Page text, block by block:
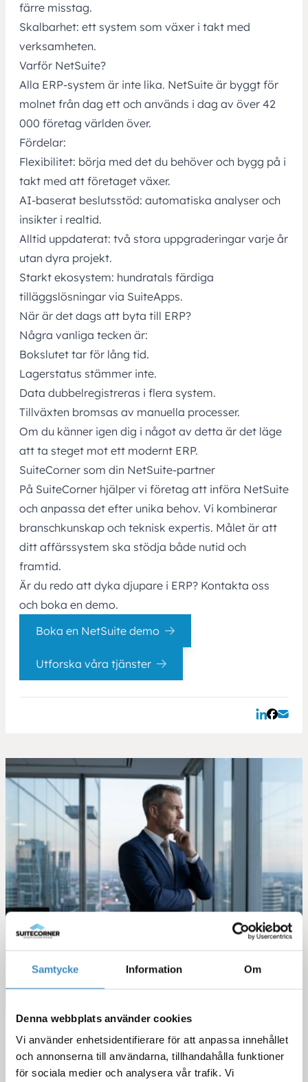
Samtycke Information Om
Denna webbplats använder cookies
Vi använder enhetsidentifierare för att anpassa innehållet
och annonserna till användarna, tillhandahålla funktioner
för sociala medier och analysera vår trafik. Vi
färre misstag.
Skalbarhet: ett system som växer i takt med
verksamheten.
Varför NetSuite?
Alla ERP-system är inte lika. NetSuite är byggt för
molnet från dag ett och används i dag av över 42
000 företag världen över.
Fördelar:
Flexibilitet: börja med det du behöver och bygg på i
takt med att företaget växer.
AI-baserat beslutsstöd: automatiska analyser och
insikter i realtid.
Alltid uppdaterat: två stora uppgraderingar varje år
utan dyra projekt.
Starkt ekosystem: hundratals färdiga
tilläggslösningar via SuiteApps.
När är det dags att byta till ERP?
Några vanliga tecken är:
Bokslutet tar för lång tid.
Lagerstatus stämmer inte.
Data dubbelregistreras i flera system.
Tillväxten bromsas av manuella processer.
Om du känner igen dig i något av detta är det läge
att ta steget mot ett modernt ERP.
SuiteCorner som din NetSuite-partner
På SuiteCorner hjälper vi företag att införa NetSuite
och anpassa det efter unika behov. Vi kombinerar
branschkunskap och teknisk expertis. Målet är att
ditt affärssystem ska stödja både nutid och
framtid.
Är du redo att dyka djupare i ERP? Kontakta oss
och boka en demo.
Boka en NetSuite demo
Utforska våra tjänster